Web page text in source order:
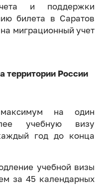
и поддержки
билета в Саратов
миграционный учет
территории России
на один
учебную визу
год до конца
учебной визы
за 45 календарных